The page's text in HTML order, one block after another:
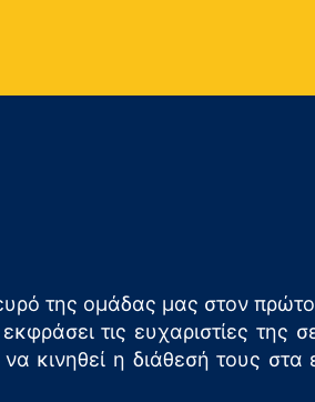
της ομάδας μας στον
τις ευχαριστίες της
κινηθεί η διάθεσή τους στα